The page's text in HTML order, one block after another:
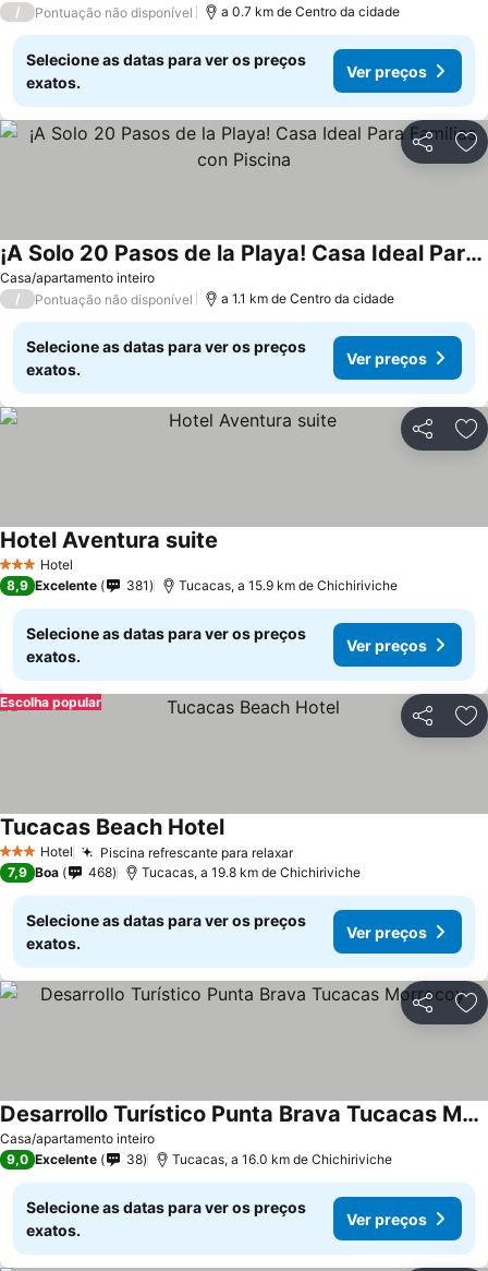
/ Pontuação não disponível a 0.7 km de Centro da cidade
Selecione as datas para ver os preços
exatos.
Ver preços
Partilhar
Casa/apartamento inteiro
¡A Solo 20 Pasos de la Playa! Casa Ideal Para Familias con Piscina
/ Pontuação não disponível a 1.1 km de Centro da cidade
Selecione as datas para ver os preços
exatos.
Ver preços
Partilhar
3 EstrelasHotel
Hotel Aventura suite
8,9 Excelente 381 Tucacas, a 15.9 km de Chichiriviche
Selecione as datas para ver os preços
exatos.
Ver preços
Partilhar
Escolha popular
3 EstrelasHotel Piscina refrescante para relaxar
Tucacas Beach Hotel
7,9 Boa 468 Tucacas, a 19.8 km de Chichiriviche
Selecione as datas para ver os preços
exatos.
Ver preços
Partilhar
Casa/apartamento inteiro
Desarrollo Turístico Punta Brava Tucacas Morrocoy
9,0 Excelente 38 Tucacas, a 16.0 km de Chichiriviche
Selecione as datas para ver os preços
exatos.
Ver preços